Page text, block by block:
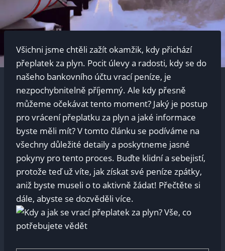
Všichni ​jsme​ chtěli ⁢zažít okamžik, kdy ‌přichází
⁤přeplatek za⁣ plyn. Pocit úlevy ⁣a radosti, ‌kdy se do
‍našeho bankovního⁣ účtu vrací peníze, ⁢je‌
nezpochybnitelně příjemný. ⁢Ale kdy přesně​
můžeme očekávat tento moment? Jaký je postup
⁤pro vrácení přeplatku za plyn​ a ⁣jaké informace
byste měli mít? V tomto⁣ článku ⁢se​ podíváme na⁣
všechny důležité detaily ‌a poskytneme jasné‍
pokyny pro tento​ proces. Buďte​ klidní⁢ a sebejistí,
protože ​teď už ⁢víte, ‍jak získat své peníze zpátky,
aniž byste museli‍ o⁤ to aktivně žádat! Přečtěte si
dále, ​abyste​ se dozvěděli více.